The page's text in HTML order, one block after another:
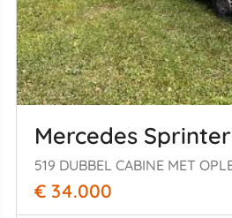
Mercedes Sprinter
€ 34.000